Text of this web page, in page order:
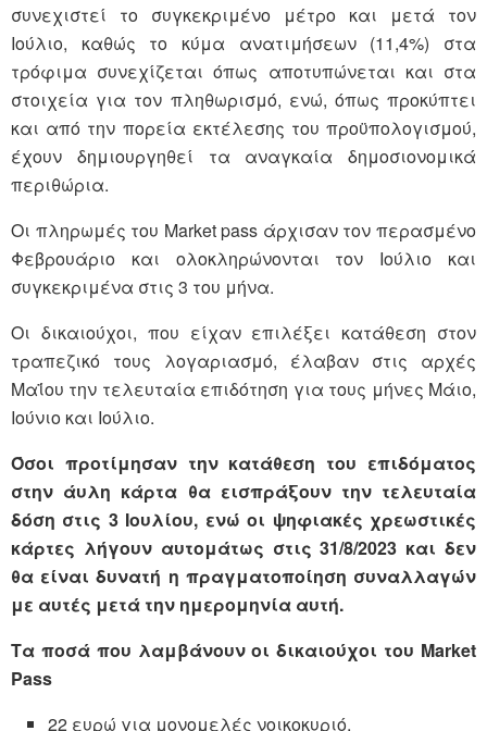
συνεχιστεί το συγκεκριμένο μέτρο και μετά τον
Ιούλιο, καθώς το κύμα ανατιμήσεων (11,4%) στα
τρόφιμα συνεχίζεται όπως αποτυπώνεται και στα
στοιχεία για τον πληθωρισμό, ενώ, όπως προκύπτει
και από την πορεία εκτέλεσης του προϋπολογισμού,
έχουν δημιουργηθεί τα αναγκαία δημοσιονομικά
περιθώρια.
Οι πληρωμές του Μarket pass άρχισαν τον περασμένο
Φεβρουάριο και ολοκληρώνονται τον Ιούλιο και
συγκεκριμένα στις 3 του μήνα.
Οι δικαιούχοι, που είχαν επιλέξει κατάθεση στον
τραπεζικό τους λογαριασμό, έλαβαν στις αρχές
Μαΐου την τελευταία επιδότηση για τους μήνες Μάιο,
Ιούνιο και Ιούλιο.
Όσοι προτίμησαν την κατάθεση του επιδόματος
στην άυλη κάρτα θα εισπράξουν την τελευταία
δόση στις 3 Ιουλίου, ενώ οι ψηφιακές χρεωστικές
κάρτες λήγουν αυτομάτως στις 31/8/2023 και δεν
θα είναι δυνατή η πραγματοποίηση συναλλαγών
με αυτές μετά την ημερομηνία αυτή.
Τα ποσά που λαμβάνουν οι δικαιούχοι του Market
Pass
22 ευρώ για μονομελές νοικοκυριό,